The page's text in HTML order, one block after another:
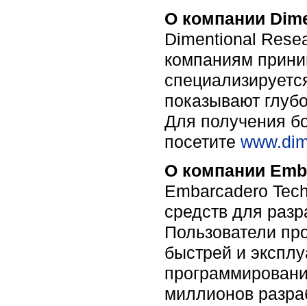
О компании
Dimentional
компаниям
показывают
Для получения
посетите
О компании
Embarcadero
средств для
Пользователи
быстрей и
миллионов